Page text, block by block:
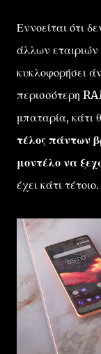
Εννοείται ότι
άλλων εταιριών
κυκλοφορήσει
περισσότερη
μπαταρία, κάτι
τέλος πάντων
μοντέλο να
έχει κάτι τέτοιο.